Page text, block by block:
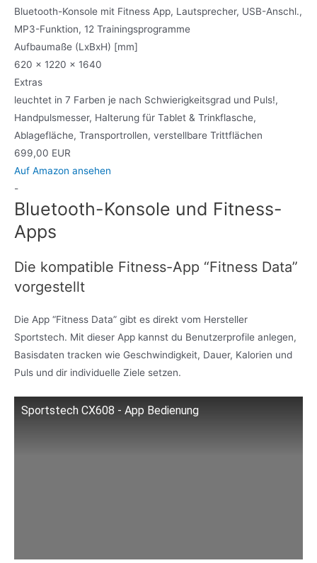
Bluetooth-Konsole mit Fitness App, Lautsprecher, USB-Anschl.,
MP3-Funktion, 12 Trainingsprogramme
Aufbaumaße (LxBxH) [mm]
620 x 1220 x 1640
Extras
leuchtet in 7 Farben je nach Schwierigkeitsgrad und Puls!,
Handpulsmesser, Halterung für Tablet & Trinkflasche,
Ablagefläche, Transportrollen, verstellbare Trittflächen
699,00 EUR
Auf Amazon ansehen
-
Bluetooth-Konsole und Fitness-
Apps
Die kompatible Fitness-App “Fitness Data”
vorgestellt
Die App “Fitness Data” gibt es direkt vom Hersteller
Sportstech. Mit dieser App kannst du Benutzerprofile anlegen,
Basisdaten tracken wie Geschwindigkeit, Dauer, Kalorien und
Puls und dir individuelle Ziele setzen.
Sportstech CX608 - App Bedienung